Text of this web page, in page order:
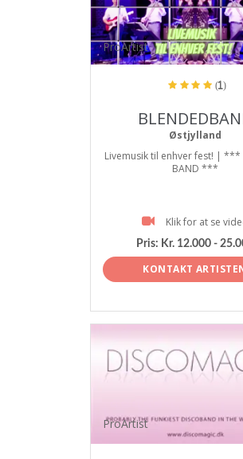
ProArtist
(1)
Østjylland
Livemusik til enhver fest! | ***
BAND ***
Klik for at se
Pris: Kr. 12.000 -
KONTAKT
ProArtist